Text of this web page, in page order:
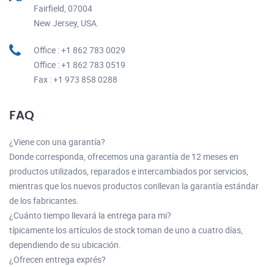
Fairfield, 07004
New Jersey, USA.
Office : +1 862 783 0029
Office : +1 862 783 0519
Fax : +1 973 858 0288
FAQ
¿Viene con una garantía?
Donde corresponda, ofrecemos una garantía de 12 meses en
productos utilizados, reparados e intercambiados por servicios,
mientras que los nuevos productos conllevan la garantía estándar
de los fabricantes.
¿Cuánto tiempo llevará la entrega para mi?
típicamente los artículos de stock toman de uno a cuatro días,
dependiendo de su ubicación.
¿Ofrecen entrega exprés?